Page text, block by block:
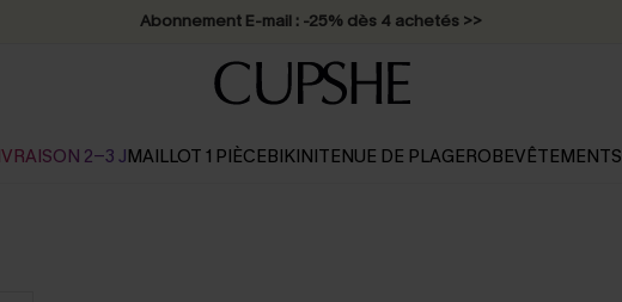
Abonnement E-mail : -25% dès 4 achetés >>
2-3 JMAILLOT 1 PIÈCEBIKINITENUE DE PLAGEROBEVÊTEMENTS